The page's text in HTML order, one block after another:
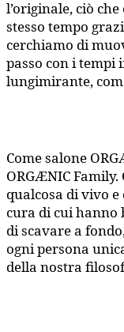
l’originale, ciò
stesso tempo
cerchiamo di
passo con i tempi
lungimirante,
Come salone
ORGÆNIC
qualcosa di vivo
cura di cui hanno
di scavare a
ogni persona
della nostra